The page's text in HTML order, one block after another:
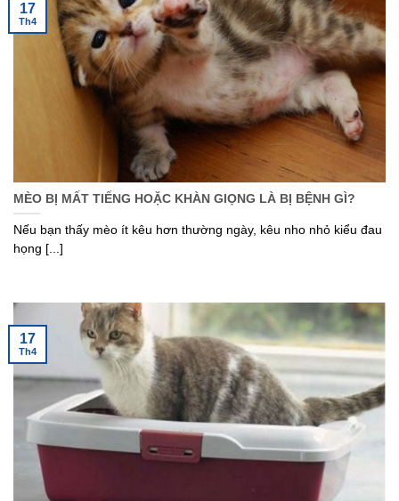
MÈO BỊ MẤT TIẾNG HOẶC KHÀN GIỌNG LÀ BỊ BỆNH GÌ?
Nếu bạn thấy mèo ít kêu hơn thường ngày, kêu nho nhỏ kiểu đau
họng [...]
17
Th4
17
Th4